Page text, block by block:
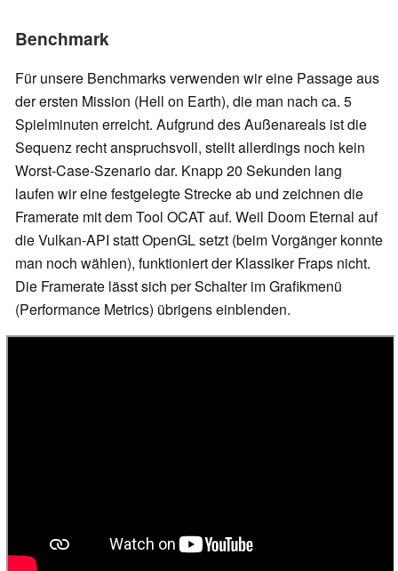
Benchmark
Für unsere Benchmarks verwenden wir eine Passage aus
der ersten Mission (Hell on Earth), die man nach ca. 5
Spielminuten erreicht. Aufgrund des Außenareals ist die
Sequenz recht anspruchsvoll, stellt allerdings noch kein
Worst-Case-Szenario dar. Knapp 20 Sekunden lang
laufen wir eine festgelegte Strecke ab und zeichnen die
Framerate mit dem Tool OCAT auf. Weil Doom Eternal auf
die Vulkan-API statt OpenGL setzt (beim Vorgänger konnte
man noch wählen), funktioniert der Klassiker Fraps nicht.
Die Framerate lässt sich per Schalter im Grafikmenü
(Performance Metrics) übrigens einblenden.